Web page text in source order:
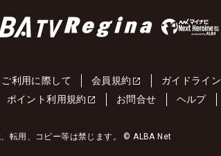
ご利用に際して 会員規約 ガイドライン
ポイント利用規約 お問合せ ヘルプ
転用、コピー等は禁じます。 © ALBA Net